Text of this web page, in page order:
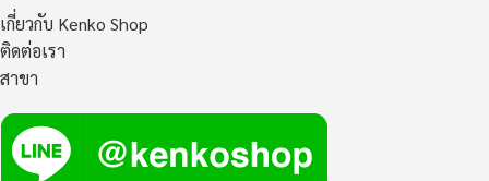
เกี่ยวกับ Kenko Shop
ติดต่อเรา
สาขา